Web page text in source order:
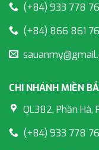
(+84) 933 778
(+84) 866 861
CHI NHÁNH MIỀN
QL382, Phần Hà,
(+84) 933 778